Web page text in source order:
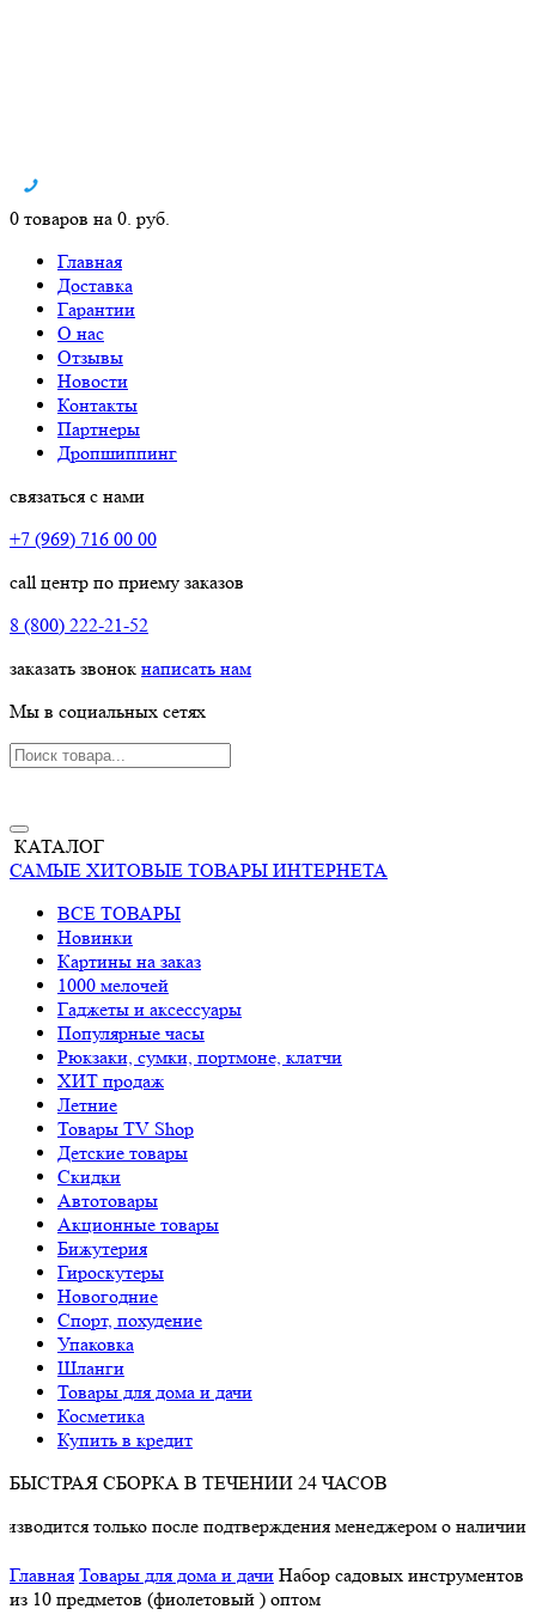
0 товаров на 0. руб.
Главная
Доставка
Гарантии
О нас
Отзывы
Новости
Контакты
Партнеры
Дропшиппинг
связаться с нами
+7 (969) 716 00 00
call центр по приему заказов
8 (800) 222-21-52
заказать звонок написать нам
Мы в социальных сетях
КАТАЛОГ
САМЫЕ ХИТОВЫЕ ТОВАРЫ ИНТЕРНЕТА
ВСЕ ТОВАРЫ
Новинки
Картины на заказ
1000 мелочей
Гаджеты и аксессуары
Популярные часы
Рюкзаки, сумки, портмоне, клатчи
ХИТ продаж
Летние
Товары TV Shop
Детские товары
Cкидки
Автотовары
Акционные товары
Бижутерия
Гироскутеры
Новогодние
Спорт, похудение
Упаковка
Шланги
Товары для дома и дачи
Косметика
Купить в кредит
БЫСТРАЯ СБОРКА В ТЕЧЕНИИ 24 ЧАСОВ
после подтверждения менеджером о наличии товара.
Главная Товары для дома и дачи Набор садовых инструментов
из 10 предметов (фиолетовый ) оптом